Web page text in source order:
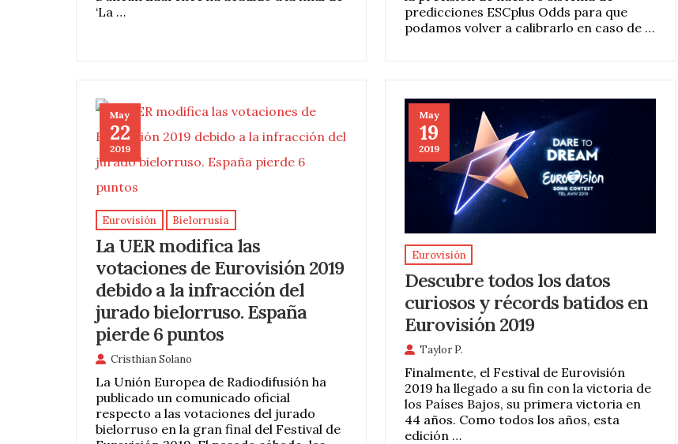
‘La …
predicciones ESCplus Odds para que
podamos volver a calibrarlo en caso de …
May
22
2019
Eurovisión Bielorrusia
La UER modifica las
votaciones de Eurovisión 2019
debido a la infracción del
jurado bielorruso. España
pierde 6 puntos
Cristhian Solano
La Unión Europea de Radiodifusión ha
publicado un comunicado oficial
respecto a las votaciones del jurado
bielorruso en la gran final del Festival de
May
19
2019
Eurovisión
Descubre todos los datos
curiosos y récords batidos en
Eurovisión 2019
Taylor P.
Finalmente, el Festival de Eurovisión
2019 ha llegado a su fin con la victoria de
los Países Bajos, su primera victoria en
44 años. Como todos los años, esta
edición …